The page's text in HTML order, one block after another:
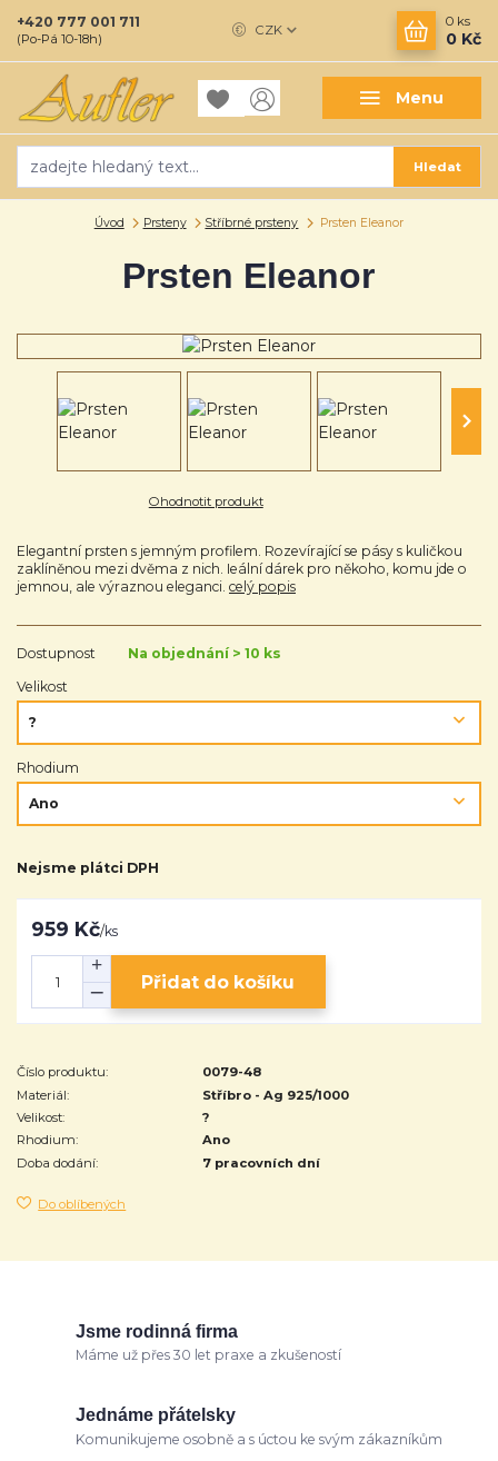
Menu
CZK
Hledat
+420 777 001 711
(Po-Pá 10-18h)
0 ks
0 Kč
Úvod Prsteny Stříbrné prsteny Prsten Eleanor
Prsten Eleanor
Ohodnotit produkt
Elegantní prsten s jemným profilem. Rozevírající se pásy s kuličkou
zaklíněnou mezi dvěma z nich. Ieální dárek pro někoho, komu jde o
jemnou, ale výraznou eleganci. celý popis
Dostupnost
Na objednání > 10 ks
Velikost
Rhodium
Nejsme plátci DPH
959 Kč/ks
Přidat do košíku
Číslo produktu:
0079-48
Materiál:
Stříbro - Ag 925/1000
Velikost:
?
Rhodium:
Ano
Doba dodání:
7 pracovních dní
Do oblíbených
Jsme rodinná firma
Máme už přes 30 let praxe a zkušeností
Jednáme přátelsky
Komunikujeme osobně a s úctou ke svým zákazníkům